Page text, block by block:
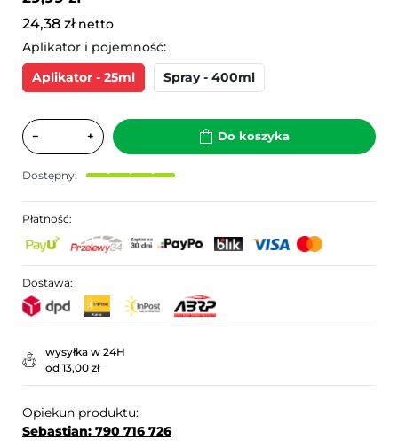
24,38 zł netto
Aplikator i pojemność:
Aplikator - 25ml
Spray - 400ml
− + Do koszyka
Dostępny:
Płatność:
Dostawa:
wysyłka w 24H
od 13,00 zł
Opiekun produktu:
Sebastian: 790 716 726